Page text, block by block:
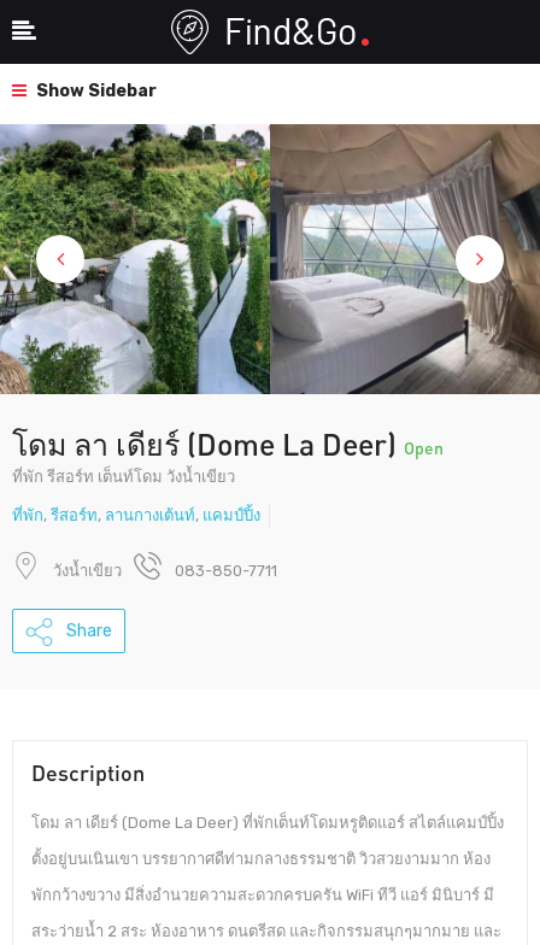
Show Sidebar
โดม ลา เดียร์ (Dome La Deer) Open
ที่พัก รีสอร์ท เต็นท์โดม วังน้ำเขียว
ที่พัก, รีสอร์ท, ลานกางเต้นท์, แคมป์ปิ้ง
วังน้ำเขียว 083-850-7711
Share
Description
โดม ลา เดียร์ (Dome La Deer) ที่พักเต็นท์โดมหรูติดแอร์ สไตล์แคมป์ปิ้ง
ตั้งอยู่บนเนินเขา บรรยากาศดีท่ามกลางธรรมชาติ วิวสวยงามมาก ห้อง
พักกว้างขวาง มีสิ่งอำนวยความสะดวกครบครัน WiFi ทีวี แอร์ มินิบาร์ มี
สระว่ายน้ำ 2 สระ ห้องอาหาร ดนตรีสด และกิจกรรมสนุกๆมากมาย และ